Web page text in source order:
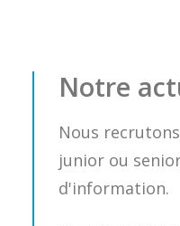
Notre
Nous
junior ou
d'information.